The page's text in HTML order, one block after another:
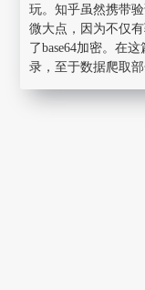
玩。知乎虽然携带
微大点，因为不仅
了base64加密。在
录，至于数据爬取